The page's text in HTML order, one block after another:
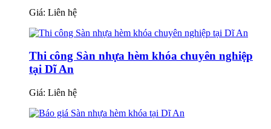
Giá: Liên hệ
Thi công Sàn nhựa hèm khóa chuyên nghiệp
tại Dĩ An
Giá: Liên hệ